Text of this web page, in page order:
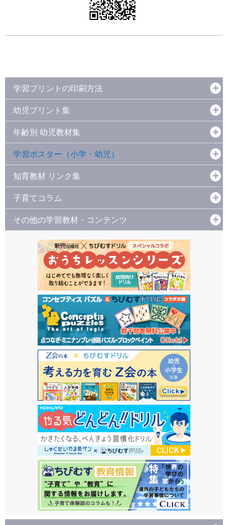
学習プリントの印刷方法
幼児プリント集
年齢別 幼児教材集
学習ポスター（小学・幼児）
知育教材 リンク集
子育てコラム
その他の学習教材・コンテンツ